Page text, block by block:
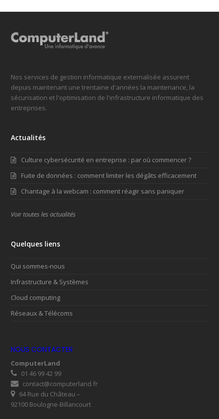
Nos services de gestion informatique externalisée assurent
depuis maintenant une trentaine d'années la maintenance, la
sécurisation et l'optimisation de l'infrastructure informatique des
entreprises.
Actualités
Culture cybersécurité en entreprise : par où commencer ?
Fuite de données : comment limiter les dégâts efficacement
Chantage à la webcam : comment réagir sans paniquer
Voir toutes les actualités
Quelques liens
Qui sommes-nous
Infrastructure & Systèmes
Cloud computing
Réseaux & Télécoms
NOUS CONTACTER
ComputerLand
01 46 99 42 99
contact@computerland.fr
64 Rue du Château –
92100 Boulogne-Billancourt